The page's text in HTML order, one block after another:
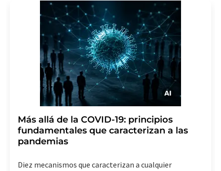
Más allá de la COVID-19: principios
fundamentales que caracterizan a las
pandemias
Diez mecanismos que caracterizan a cualquier